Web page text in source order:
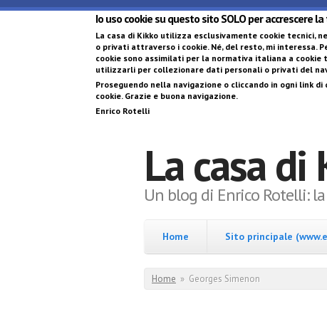
Io uso cookie su questo sito SOLO per accrescere
La casa di Kikko utilizza esclusivamente cookie tecnici,
o privati attraverso i cookie. Né, del resto, mi interessa.
cookie sono assimilati per la normativa italiana a cookie
utilizzarli per collezionare dati personali o privati del
Proseguendo nella navigazione o cliccando in ogni link
cookie. Grazie e buona navigazione.
Enrico Rotelli
La casa di
Un blog di Enrico Rotelli:
Home Sito principale
Tu sei qui
Home » Georges Simenon